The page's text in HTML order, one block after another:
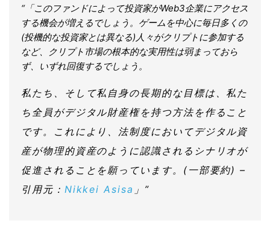
“「このファンドによって投資家がWeb3企業にアクセス
する機会が増えるでしょう。ゲームを中心に毎日多くの
(投機的な投資家とは異なる)人々がクリプトに参加する
など、クリプト市場の根本的な実用性は弱まっておら
ず、いずれ回復するでしょう。
私たち、そして私自身の長期的な目標は、私た
ち全員がデジタル財産権を持つ方法を作ること
です。これにより、法制度においてデジタル資
産が物理的資産のように認識されるシナリオが
促進されることを願っています。(一部要約) –
引用元： Nikkei Asisa 」”